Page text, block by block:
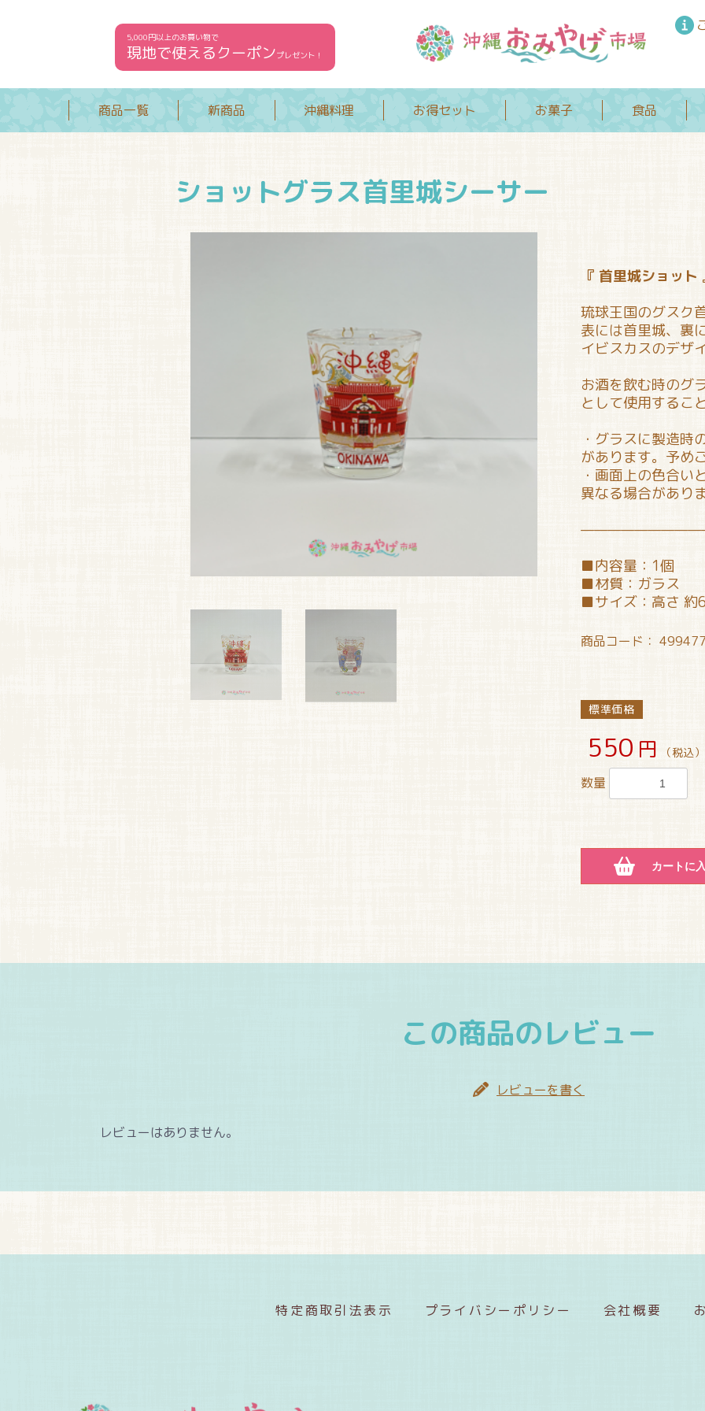
5,000円以上のお買い物で
現地で使えるクーポンプレゼント！
商品一覧 新商品 沖縄料理 お得セット お菓子 食品
ショットグラス首里城シーサー
『 首里城ショット
琉球王国のグスク
表には首里城、裏
イビスカスのデザ
お酒を飲む時のグ
として使用するこ
・グラスに製造時
があります。予め
・画面上の色合い
異なる場合があり
■内容量：1個
■材質：ガラス
■サイズ：高さ 約
商品コード：
標準価格
550 円 （税込）
数量
カートに
この商品のレビュー
レビューを書く
レビューはありません。
特定商取引法表示 プライバシーポリシー 会社概要